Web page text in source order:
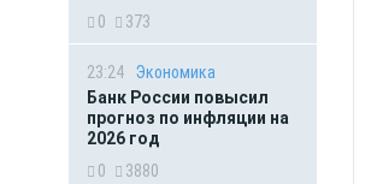
0
373
23:24
Экономика
Банк России повысил
прогноз по инфляции на
2026 год
0
3880